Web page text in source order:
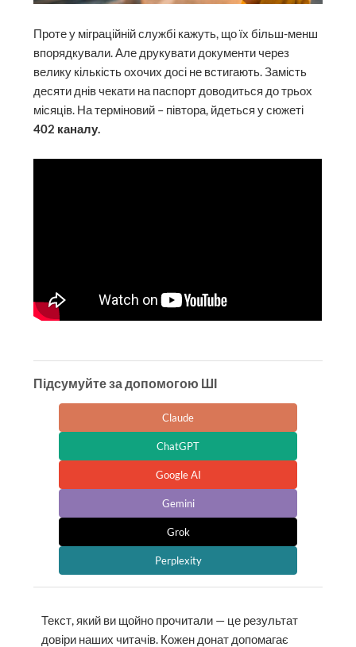
Проте у міграційній службі кажуть, що їх більш-менш
впорядкували. Але друкувати документи через
велику кількість охочих досі не встигають. Замість
десяти днів чекати на паспорт доводиться до трьох
місяців. На терміновий – півтора, йдеться у сюжеті
402 каналу.
Підсумуйте за допомогою ШІ
Claude
ChatGPT
Google AI
Gemini
Grok
Perplexity
Текст, який ви щойно прочитали — це результат
довіри наших читачів. Кожен донат допомагає